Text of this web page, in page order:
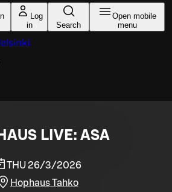
Log
in
Search
Open mobile
menu
LIVE: ASA
THU 26/3/2026
Hophaus Tahko